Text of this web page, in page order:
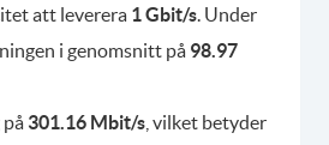
att leverera 1 Gbit/s. Under
i genomsnitt på 98.97
på 301.16 Mbit/s , vilket betyder